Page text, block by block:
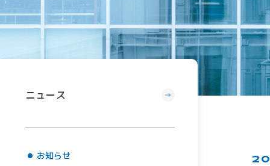
ニュース
お知らせ